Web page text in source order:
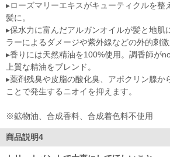
▸ローズマリーエキスがキューティクルを整
髪に。
▸保水力に富んだアルガンオイルが髪と地肌
ラーによるダメージや紫外線などの外的刺激
▸香りには天然精油を100%使用。調香師が
上質な精油をブレンド。
▸薬剤残臭や皮脂の酸化臭、アポクリン腺か
ことで発生するニオイを抑えます。
※鉱物油、合成香料、合成着色料不使用
商品説明4